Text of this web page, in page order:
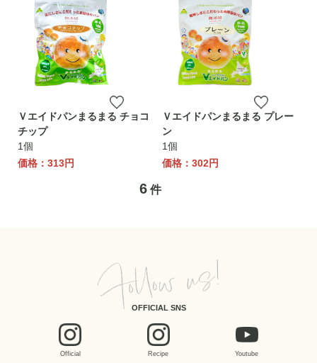
Ｖエイドパンまるまる チョコ
チップ
1個
価格：313円
Ｖエイドパンまるまる プレー
ン
1個
価格：302円
6 件
OFFICIAL SNS
Official Recipe Youtube